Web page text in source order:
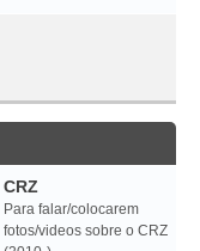
CRZ
Para falar/colocarem
fotos/videos sobre o CRZ